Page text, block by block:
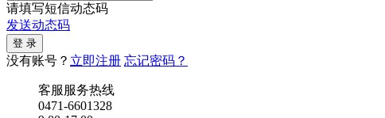
请填写短信动态码
发送动态码
没有账号？ 立即注册 忘记密码？
客服服务热线
0471-6601328